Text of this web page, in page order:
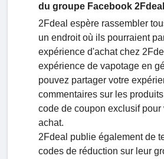
du groupe Facebook
2Fdeal espère rassembler
un endroit où ils pourraient
expérience d'achat chez
expérience de vapotage en
pouvez partager votre
commentaires sur les
code de coupon exclusif pour
achat.
2Fdeal publie également de
codes de réduction sur leur